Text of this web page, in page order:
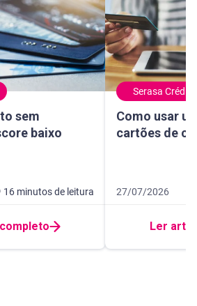
sem
baixo
anuidade para score baixo
de julho de 2026
16 minutosde leitura
Serasa Crédito
Como usar
cartões de
Como usar um
Data de
27/07/2026
10 minutos de
Ler